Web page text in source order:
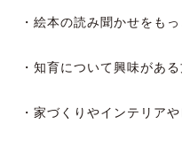
・絵本の読み聞かせをも
・知育について興味があ
・家づくりやインテリア